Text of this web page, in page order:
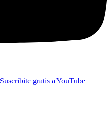
Suscribite gratis a YouTube